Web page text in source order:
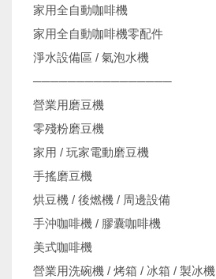
家用全自動咖啡機
家用全自動咖啡機零配件
淨水設備區 / 氣泡水機
────────────────
營業用磨豆機
零殘粉磨豆機
家用 / 玩家電動磨豆機
手搖磨豆機
烘豆機 / 後燃機 / 周邊設備
手沖咖啡機 / 膠囊咖啡機
美式咖啡機
營業用洗碗機 / 烤箱 / 冰箱 / 製冰機